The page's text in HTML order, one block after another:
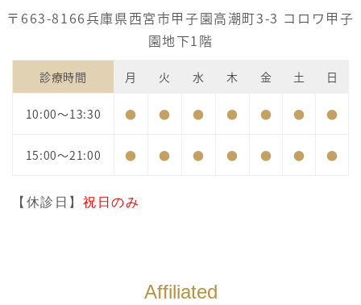
〒663-8166兵庫県西宮市甲子園高潮町3-3 コロワ甲子
園地下1階
診療時間 月 火 水 木 金 土 日
10:00～13:30 ● ● ● ● ● ● ●
15:00～21:00 ● ● ● ● ● ● ●
【休診日】 祝日のみ
Affiliated